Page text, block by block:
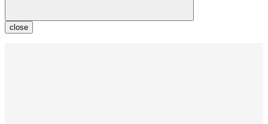
close